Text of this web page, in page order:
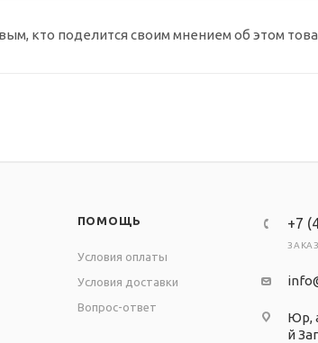
кто поделится своим мнением об этом
ПОМОЩЬ
Условия оплаты
Условия доставки
Вопрос-ответ
+7
Юр,
й